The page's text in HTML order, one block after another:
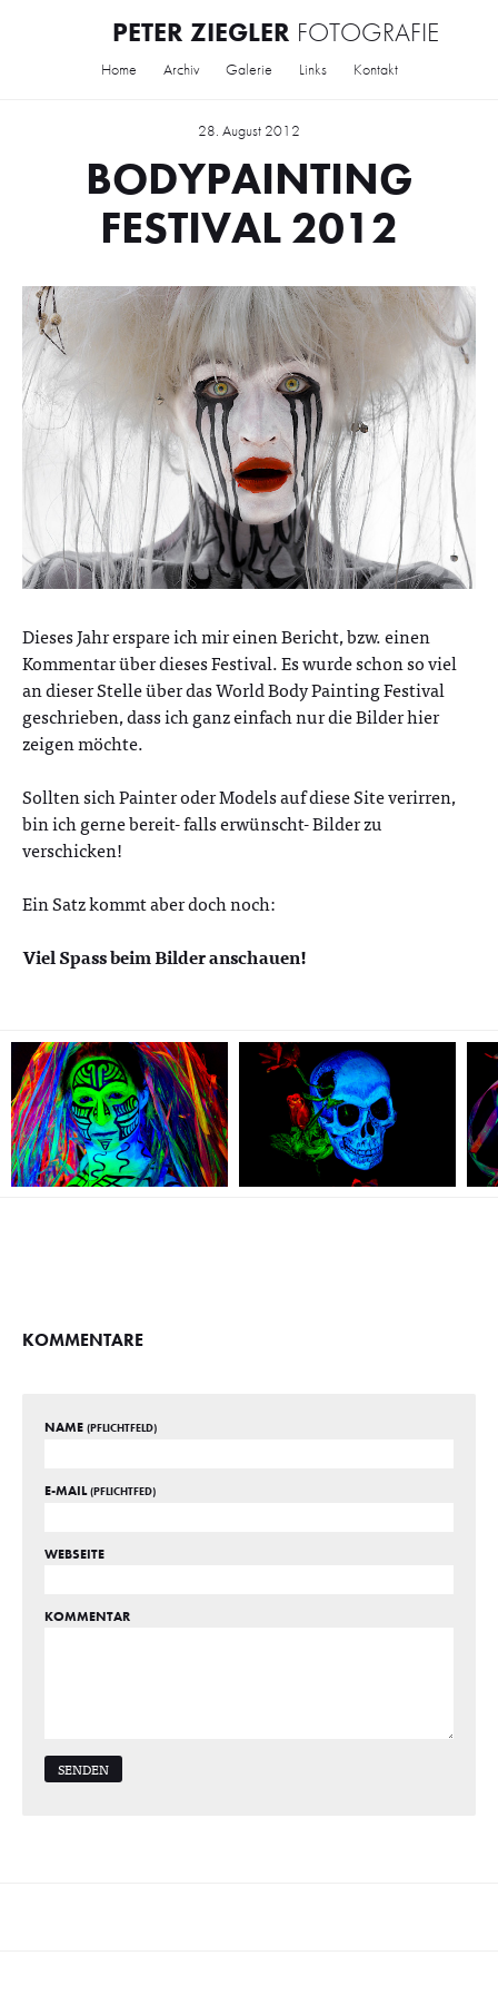
PETER ZIEGLER FOTOGRAFIE
Home Archiv Galerie Links Kontakt
28. August 2012
BODYPAINTING
FESTIVAL 2012
Dieses Jahr erspare ich mir einen Bericht, bzw. einen
Kommentar über dieses Festival. Es wurde schon so viel
an dieser Stelle über das World Body Painting Festival
geschrieben, dass ich ganz einfach nur die Bilder hier
zeigen möchte.
Sollten sich Painter oder Models auf diese Site verirren,
bin ich gerne bereit- falls erwünscht- Bilder zu
verschicken!
Ein Satz kommt aber doch noch:
Viel Spass beim Bilder anschauen!
KOMMENTARE
NAME (PFLICHTFELD)
E-MAIL(PFLICHTFED)
WEBSEITE
KOMMENTAR